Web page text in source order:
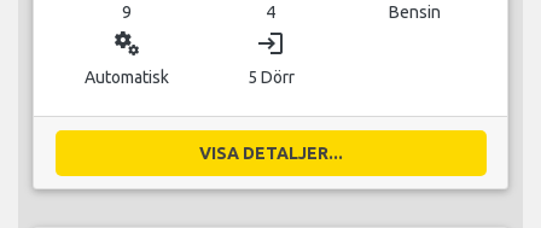
9 4 Bensin
miscellaneous_services
Automatisk
login
5 Dörr
VISA DETALJER...